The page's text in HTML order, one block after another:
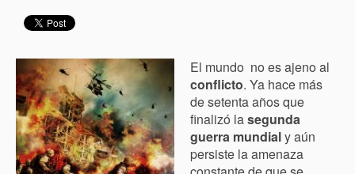
El mundo no es ajeno al
conflicto. Ya hace más
de setenta años que
finalizó lasegunda
guerra mundialy aún
persiste la amenaza